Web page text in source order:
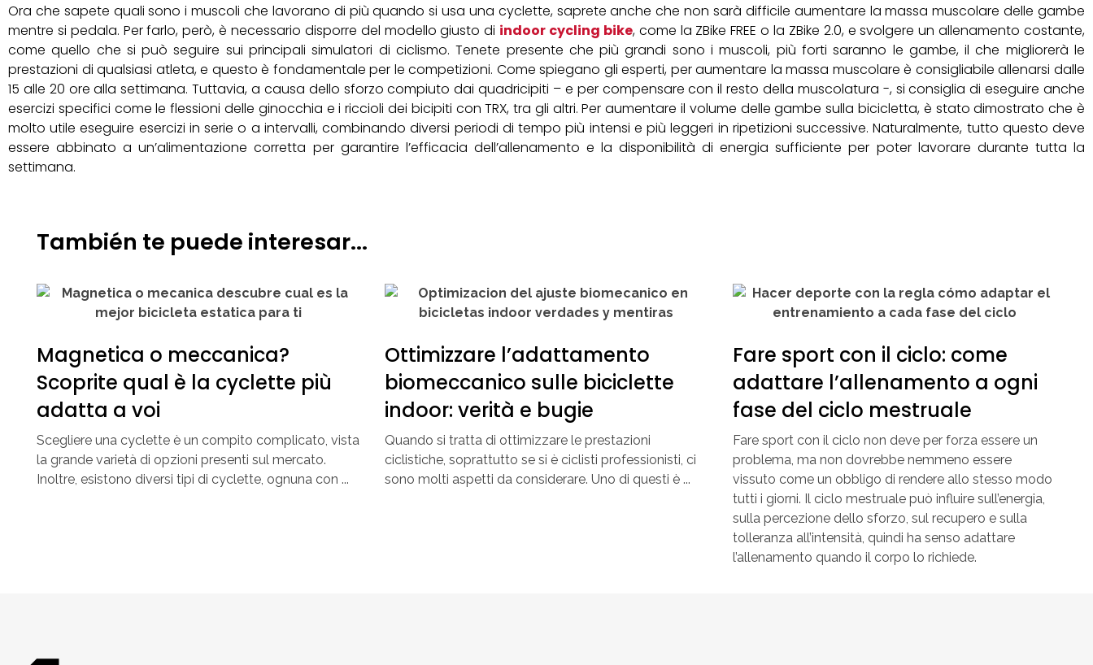
Ora che sapete quali sono i muscoli che lavorano di più quando si usa una cyclette, saprete anche che non sarà difficile aumentare la massa muscolare delle gambe
mentre si pedala. Per farlo, però, è necessario disporre del modello giusto di indoor cycling bike, come la ZBike FREE o la ZBike 2.0, e svolgere un allenamento costante,
come quello che si può seguire sui principali simulatori di ciclismo. Tenete presente che più grandi sono i muscoli, più forti saranno le gambe, il che migliorerà le
prestazioni di qualsiasi atleta, e questo è fondamentale per le competizioni. Come spiegano gli esperti, per aumentare la massa muscolare è consigliabile allenarsi dalle
15 alle 20 ore alla settimana. Tuttavia, a causa dello sforzo compiuto dai quadricipiti – e per compensare con il resto della muscolatura -, si consiglia di eseguire anche
esercizi specifici come le flessioni delle ginocchia e i riccioli dei bicipiti con TRX, tra gli altri. Per aumentare il volume delle gambe sulla bicicletta, è stato dimostrato che è
molto utile eseguire esercizi in serie o a intervalli, combinando diversi periodi di tempo più intensi e più leggeri in ripetizioni successive. Naturalmente, tutto questo deve
essere abbinato a un’alimentazione corretta per garantire l’efficacia dell’allenamento e la disponibilità di energia sufficiente per poter lavorare durante tutta la
settimana.
También te puede interesar...
Magnetica o meccanica?
Scoprite qual è la cyclette più
adatta a voi
Scegliere una cyclette è un compito complicato, vista
la grande varietà di opzioni presenti sul mercato.
Inoltre, esistono diversi tipi di cyclette, ognuna con ...
Ottimizzare l’adattamento
biomeccanico sulle biciclette
indoor: verità e bugie
Quando si tratta di ottimizzare le prestazioni
ciclistiche, soprattutto se si è ciclisti professionisti, ci
sono molti aspetti da considerare. Uno di questi è ...
Fare sport con il ciclo: come
adattare l’allenamento a ogni
fase del ciclo mestruale
Fare sport con il ciclo non deve per forza essere un
problema, ma non dovrebbe nemmeno essere
vissuto come un obbligo di rendere allo stesso modo
tutti i giorni. Il ciclo mestruale può influire sull’energia,
sulla percezione dello sforzo, sul recupero e sulla
tolleranza all’intensità, quindi ha senso adattare
l’allenamento quando il corpo lo richiede.